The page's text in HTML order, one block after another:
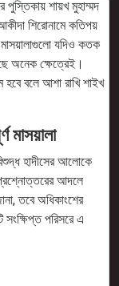
মাসয়ালা
হাদীসের আলোকে
প্রশ্নোত্তরের আদলে
তবে অধিকাংশের
পরিসরে এ